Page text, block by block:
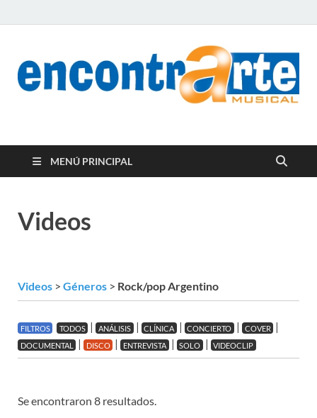
encontrArte Musical
MENÚ PRINCIPAL
Videos
Videos > Géneros > Rock/pop Argentino
FILTROS TODOS | ANÁLISIS | CLÍNICA | CONCIERTO | COVER |
DOCUMENTAL | DISCO | ENTREVISTA | SOLO | VIDEOCLIP
Se encontraron 8 resultados.